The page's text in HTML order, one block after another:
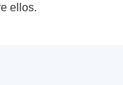
ellos.